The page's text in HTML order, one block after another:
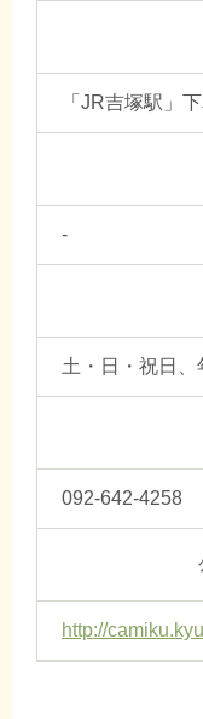
「JR吉塚駅」
-
土・日・祝日、
092-642-4258
http://